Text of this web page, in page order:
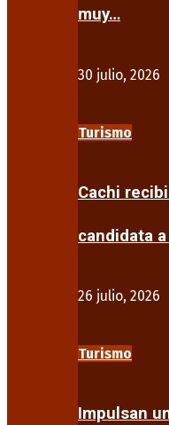
muy…
30 julio, 2026
Turismo
Cachi
candidata
26 julio, 2026
Turismo
Impulsan